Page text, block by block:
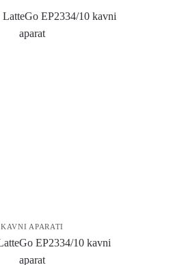
KAVNI APARATI
EP2334/10 kavni
aparat